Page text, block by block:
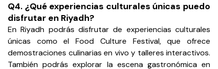
Q4. ¿Qué experiencias culturales únicas puedo
disfrutar en Riyadh?
En Riyadh podrás disfrutar de experiencias culturales
únicas como el Food Culture Festival, que ofrece
demostraciones culinarias en vivo y talleres interactivos.
También podrás explorar la escena gastronómica en